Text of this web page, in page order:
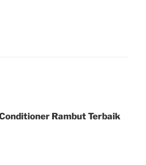
Rambut Terbaik